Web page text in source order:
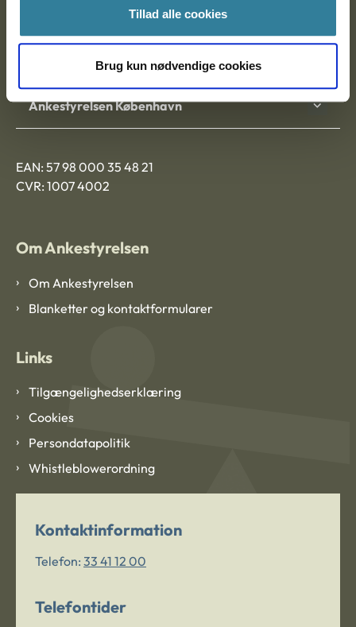
Tillad alle cookies
Brug kun nødvendige cookies
Ankestyrelsen Aalborg
Ankestyrelsen København
EAN: 57 98 000 35 48 21
CVR: 1007 4002
Om Ankestyrelsen
Om Ankestyrelsen
Blanketter og kontaktformularer
Links
Tilgængelighedserklæring
Cookies
Persondatapolitik
Whistleblowerordning
Kontaktinformation
Telefon: 33 41 12 00
Telefontider